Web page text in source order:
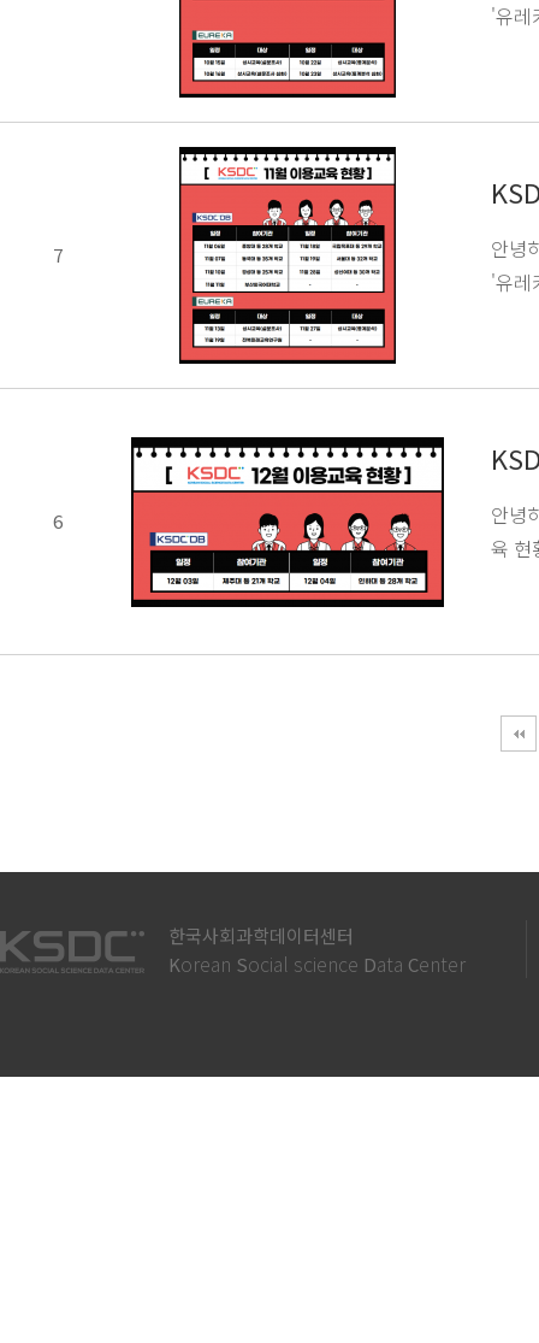
'유레
7
안녕
'유레
6
안녕
육 현
한국사회과학데이터센터
Korean Social science Data Center